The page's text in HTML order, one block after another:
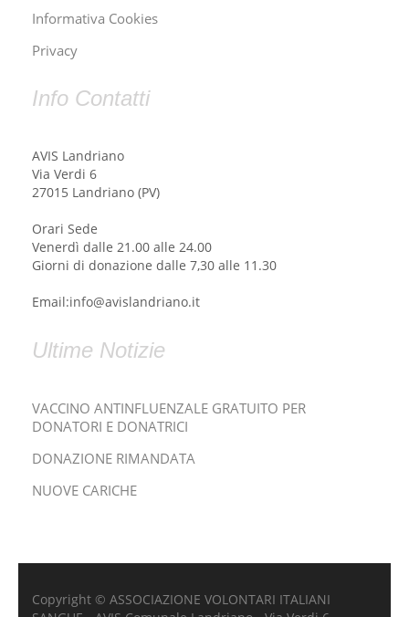
Informativa Cookies
Privacy
Info Contatti
AVIS Landriano
Via Verdi 6
27015 Landriano (PV)
Orari Sede
Venerdì dalle 21.00 alle 24.00
Giorni di donazione dalle 7,30 alle 11.30
Email:info@avislandriano.it
Ultime Notizie
VACCINO ANTINFLUENZALE GRATUITO PER
DONATORI E DONATRICI
DONAZIONE RIMANDATA
NUOVE CARICHE
Copyright © ASSOCIAZIONE VOLONTARI ITALIANI